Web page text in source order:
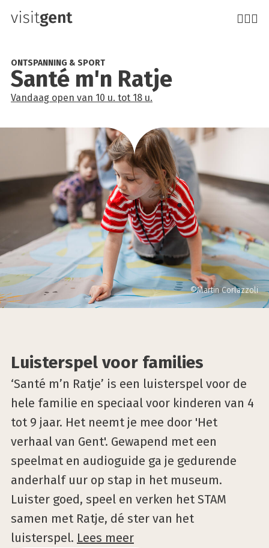
Overslaan
de
inhoud
gaan
San­té m'n Rat­je
ONTSPANNING & SPORT
Vandaag open van 10 u. tot 18 u.
©Martin Corlazzoli
Luisterspel voor families
‘Santé m’n Ratje’ is een luisterspel voor de
hele familie en speciaal voor kinderen van 4
tot 9 jaar. Het neemt je mee door 'Het
verhaal van Gent'. Gewapend met een
speelmat en audioguide ga je gedurende
anderhalf uur op stap in het museum.
Luister goed, speel en verken het STAM
samen met Ratje, dé ster van het
luisterspel. Lees meer